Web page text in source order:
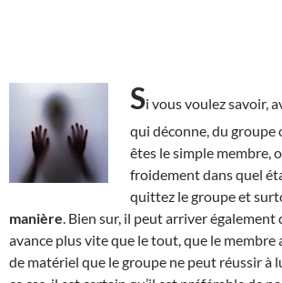
Si vous voulez savoir,
qui déconne, du groupe
êtes le simple membre,
froidement dans quel
quittez le groupe et
manière . Bien sur, il peut arriver également
avance plus vite que le tout, que le membre
de matériel que le groupe ne peut réussir à